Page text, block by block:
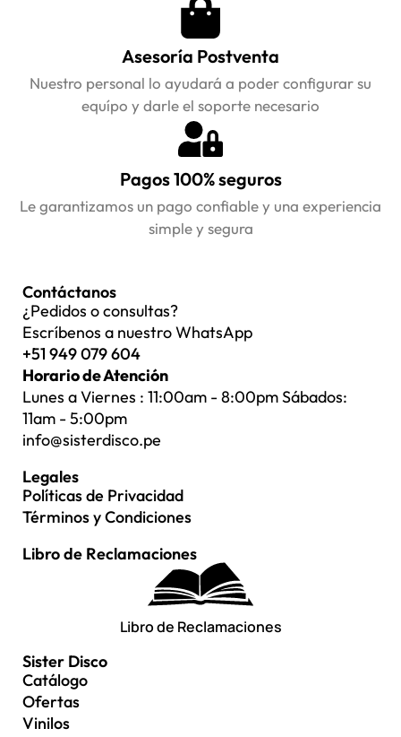
Asesoría Postventa
Nuestro personal lo ayudará a poder configurar su
equípo y darle el soporte necesario
Pagos 100% seguros
Le garantizamos un pago confiable y una experiencia
simple y segura
Contáctanos
¿Pedidos o consultas?
Escríbenos a nuestro WhatsApp
+51 949 079 604
Horario de Atención
Lunes a Viernes : 11:00am - 8:00pm Sábados:
11am - 5:00pm
info@sisterdisco.pe
Legales
Políticas de Privacidad
Términos y Condiciones
Libro de Reclamaciones
Libro de Reclamaciones
Sister Disco
Catálogo
Ofertas
Vinilos